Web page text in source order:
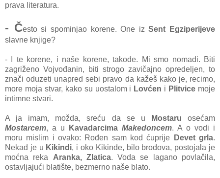
prava literatura.
- Često si spominjao korene. One izSent Egziperijeve
slavne knjige?
- I te korene, i naše korene, takođe. Mi smo nomadi. Biti
zagriženo Vojvođanin, biti strogo zavičajno opredeljen, to
znači oduzeti unapred sebi pravo da kažeš kako je, recimo,
more moja stvar, kako su uostalom i Lovćen i Plitvice moje
intimne stvari.
A ja imam, možda, sreću da se u Mostaru osećam
Mostarcem, a u Kavadarcima Makedoncem. A o vodi i
moru mislim i ovako: Rođen sam kod ćuprije
Devet grla.
Nekad je u Kikindi, i oko Kikinde, bilo brodova, postojala je
moćna reka Aranka, Zlatica. Voda se lagano povlačila,
ostavljajući blatište, bezmerno naše blato.